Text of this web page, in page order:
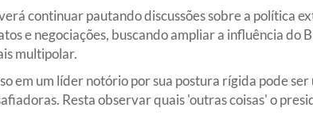
continuar pautando discussões sobre a política
e negociações, buscando ampliar a influência do
multipolar.
em um líder notório por sua postura rígida pode
Resta observar quais 'outras coisas' o